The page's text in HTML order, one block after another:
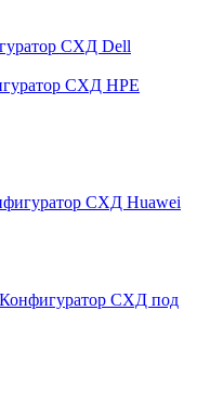
СХД Dell
СХД HPE
СХД Huawei
Конфигуратор СХД под